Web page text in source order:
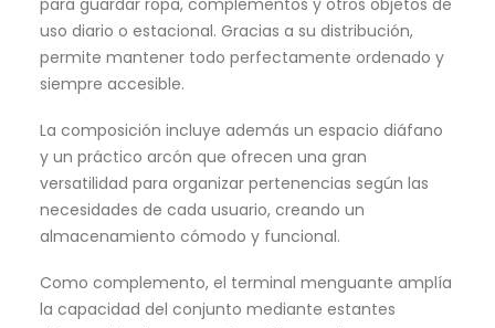
para guardar ropa, complementos y otros objetos de
uso diario o estacional. Gracias a su distribución,
permite mantener todo perfectamente ordenado y
siempre accesible.
La composición incluye además un espacio diáfano
y un práctico arcón que ofrecen una gran
versatilidad para organizar pertenencias según las
necesidades de cada usuario, creando un
almacenamiento cómodo y funcional.
Como complemento, el terminal menguante amplía
la capacidad del conjunto mediante estantes